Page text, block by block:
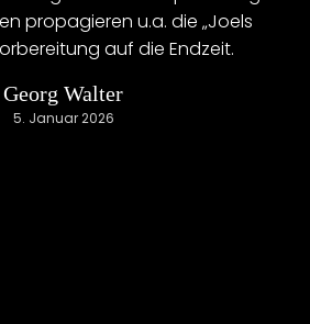
propagieren u.a. die „Joels
auf die Endzeit.
Georg Walter
5. Januar 2026